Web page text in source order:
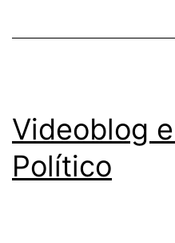
Videoblog
Político